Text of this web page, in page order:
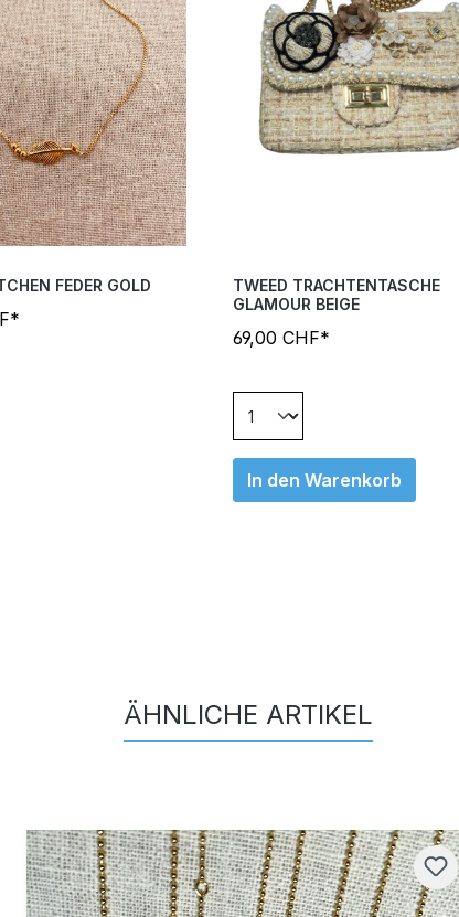
FEDER GOLD
TWEED TRACHTENTASCHE
GLAMOUR BEIGE
69,00 CHF*
In den Warenkorb
ÄHNLICHE ARTIKEL
Produktgalerie überspringen